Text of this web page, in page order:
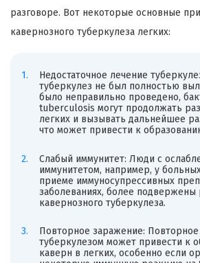
разговоре. Вот некоторые основные
кавернозного туберкулеза легких:
Недостаточное лечение
туберкулез не был полностью
было неправильно проведено,
tuberculosis могут продолжать
легких и вызывать дальнейшее
что может привести к
Слабый иммунитет: Люди с
иммунитетом, например, у
приеме иммуносупрессивных
заболеваниях, более подвержены
кавернозного туберкулеза.
Повторное заражение:
туберкулезом может привести к
каверн в легких, особенно если